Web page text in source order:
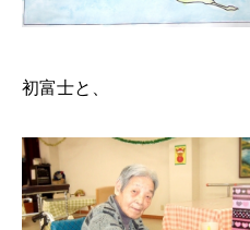
初富士と、